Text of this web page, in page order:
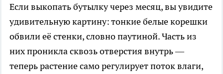
Если выкопать бутылку через месяц, вы увидите
удивительную картину: тонкие белые корешки
обвили её стенки, словно паутиной. Часть из
них проникла сквозь отверстия внутрь —
теперь растение само регулирует поток влаги,